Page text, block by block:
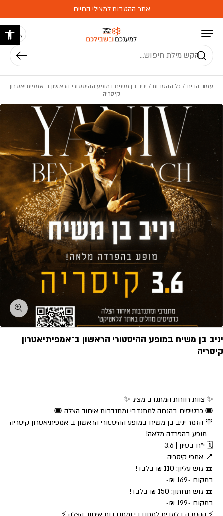
אתר ההטבות למצילי החיים
חיפוש
עמוד הבית / כל ההטבות/ יניב בן משיח במופע ההיסטורי הראשון ב־אמפיתיאטרון
קיסריה
יניב בן משיח במופע ההיסטורי הראשון ב־אמפיתיאטרון
קיסריה
✨ צוות רווחת המתנדב מציג ✨
🎟 כרטיסים בהנחה למתנדבי ומתנדבות איחוד הצלה 🎟
🧡 הזמר יניב בן משיח במופע ההיסטורי הראשון ב־אמפיתיאטרון קיסריה
– מופע בהפרדה מלאה!
🗓 י”ח בסיון | 3.6
📍 אמפי קיסריה
🎫 גוש עליון: 110 ₪ בלבד!
במקום ~169 ₪~
🎫 גוש תחתון: 150 ₪ בלבד!
במקום ~199 ₪~